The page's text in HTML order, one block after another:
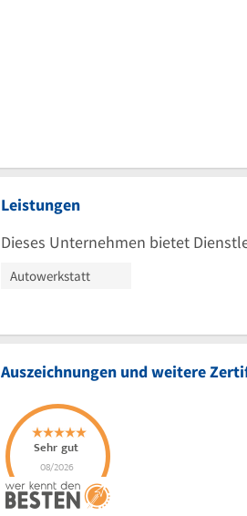
Leistungen
Dieses Unternehmen bietet
Autowerkstatt
Auszeichnungen und weitere